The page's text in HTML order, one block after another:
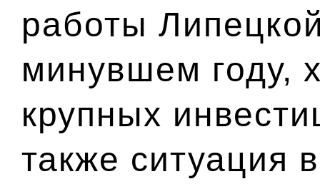
работы
минувшем году,
крупных
также ситуация